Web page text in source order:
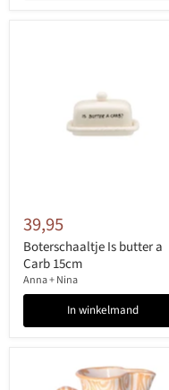
39,95
Boterschaaltje Is butter a
Carb 15cm
Anna + Nina
In winkelmand